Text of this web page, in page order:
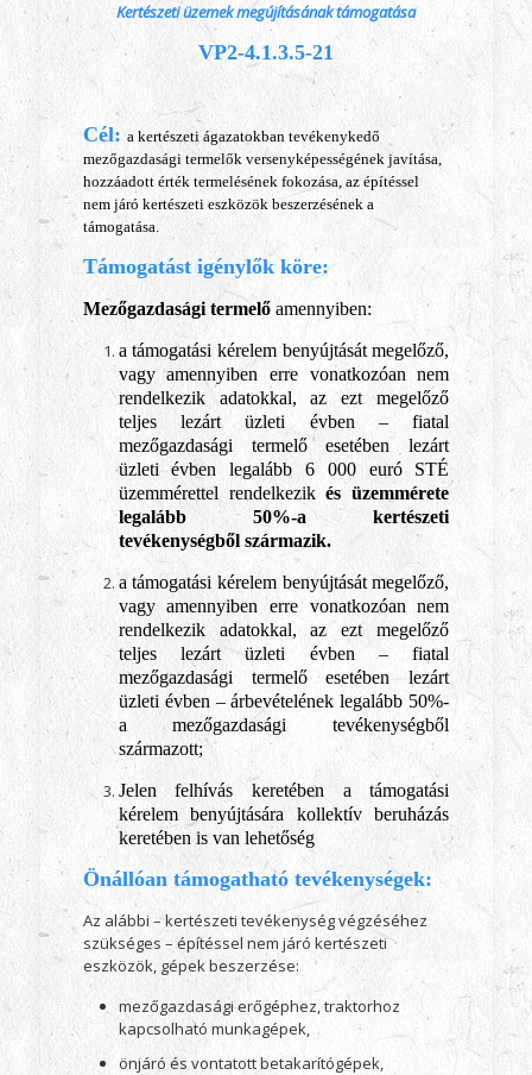
Kertészeti üzemek megújításának támogatása
VP2-4.1.3.5-21
Cél: a kertészeti ágazatokban tevékenykedő
mezőgazdasági termelők versenyképességének javítása,
hozzáadott érték termelésének fokozása, az építéssel
nem járó kertészeti eszközök beszerzésének a
támogatása.
Támogatást igénylők köre:
Mezőgazdasági termelőamennyiben:
a támogatási kérelem benyújtását megelőző,
vagy amennyiben erre vonatkozóan nem
rendelkezik adatokkal, az ezt megelőző
teljes lezárt üzleti évben – fiatal
mezőgazdasági termelő esetében lezárt
üzleti évben legalább 6 000 euró STÉ
üzemmérettel rendelkezikés üzemmérete
legalább 50%-a kertészeti
tevékenységből származik.
a támogatási kérelem benyújtását megelőző,
vagy amennyiben erre vonatkozóan nem
rendelkezik adatokkal, az ezt megelőző
teljes lezárt üzleti évben – fiatal
mezőgazdasági termelő esetében lezárt
üzleti évben – árbevételének legalább 50%-
a mezőgazdasági tevékenységből
származott;
Jelen felhívás keretében a támogatási
kérelem benyújtására kollektív beruházás
keretében is van lehetőség
Önállóan támogatható tevékenységek:
Az alábbi – kertészeti tevékenység végzéséhez
szükséges – építéssel nem járó kertészeti
eszközök, gépek beszerzése:
mezőgazdasági erőgéphez, traktorhoz
kapcsolható munkagépek,
önjáró és vontatott betakarítógépek,